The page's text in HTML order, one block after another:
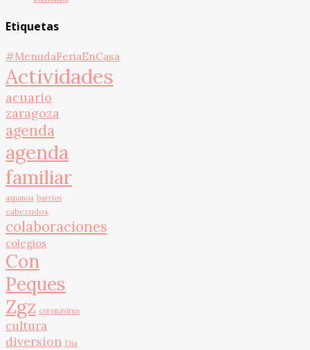
Etiquetas
#MenudaFeriaEnCasa
Actividades
acuario
zaragoza
agenda
agenda
familiar
aspanoa barrios
cabezudos
colaboraciones
colegios
Con
Peques
Zgz coronavirus
cultura
diversion Día